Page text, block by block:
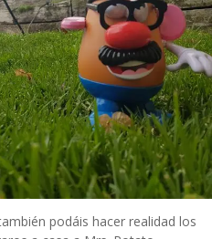
podáis hacer realidad los